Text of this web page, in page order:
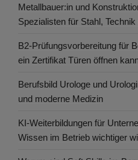
Metallbauer:in und
Spezialisten für Stahl,
B2-Prüfungsvorbereitung für
ein Zertifikat Türen öffnen
Berufsbild Urologe und
und moderne Medizin
KI-Weiterbildungen für
Wissen im Betrieb wichtiger